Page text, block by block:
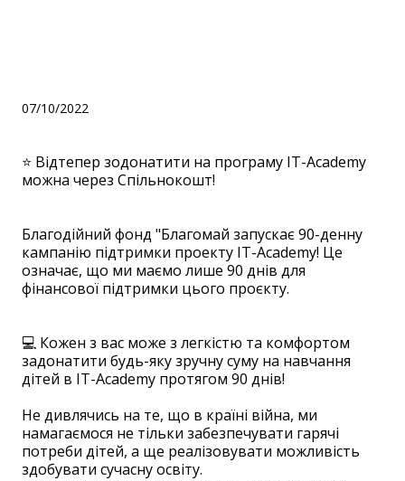
07/10/2022
⭐️ Відтепер зодонатити на програму IT-Academy
можна через Спільнокошт!
Благодійний фонд "Благомай запускає 90-денну
кампанію підтримки проекту IT-Academy! Це
означає, що ми маємо лише 90 днів для
фінансової підтримки цього проєкту.
💻 Кожен з вас може з легкістю та комфортом
задонатити будь-яку зручну суму на навчання
дітей в IT-Academy протягом 90 днів!
Не дивлячись на те, що в країні війна, ми
намагаємося не тільки забезпечувати гарячі
потреби дітей, а ще реалізовувати можливість
здобувати сучасну освіту.